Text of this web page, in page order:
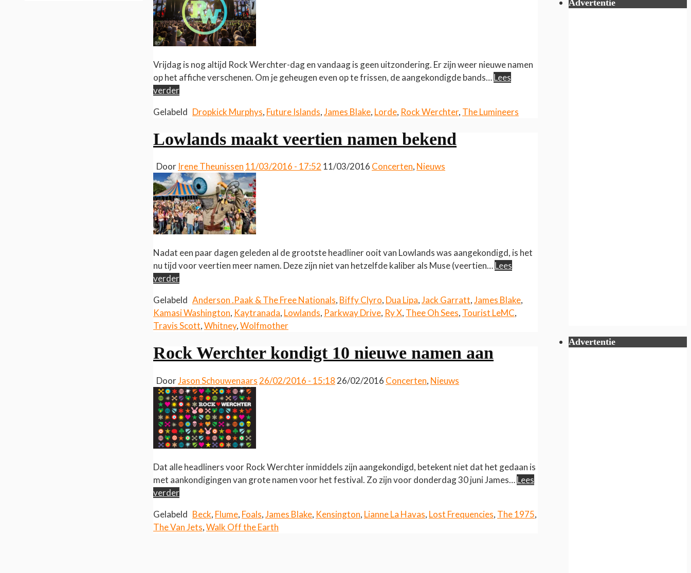
Vrijdag is nog altijd Rock Werchter-dag en vandaag is geen uitzondering. Er zijn weer nieuwe namen
op het affiche verschenen. Om je geheugen even op te frissen, de aangekondigde bands…Lees
verder
Gelabeld Dropkick Murphys, Future Islands,James Blake, Lorde, Rock Werchter, The Lumineers
Lowlands maakt veertien namen bekend
Door Irene Theunissen 11/03/2016 - 17:52 11/03/2016 Concerten, Nieuws
Nadat een paar dagen geleden al de grootste headliner ooit van Lowlands was aangekondigd, is het
nu tijd voor veertien meer namen. Deze zijn niet van hetzelfde kaliber als Muse (veertien…Lees
verder
Gelabeld Anderson .Paak & The Free Nationals, Biffy Clyro, Dua Lipa,Jack Garratt,James Blake,
Kamasi Washington, Kaytranada, Lowlands, Parkway Drive, Ry X, Thee Oh Sees, Tourist LeMC,
Travis Scott,Whitney,Wolfmother
Rock Werchter kondigt 10 nieuwe namen aan
DoorJason Schouwenaars 26/02/2016 - 15:18 26/02/2016 Concerten, Nieuws
Dat alle headliners voor Rock Werchter inmiddels zijn aangekondigd, betekent niet dat het gedaan is
met aankondigingen van grote namen voor het festival. Zo zijn voor donderdag 30 juni James…Lees
verder
Gelabeld Beck, Flume, Foals,James Blake, Kensington, Lianne La Havas, Lost Frequencies, The 1975,
The Van Jets,Walk Off the Earth
Advertentie
Advertentie